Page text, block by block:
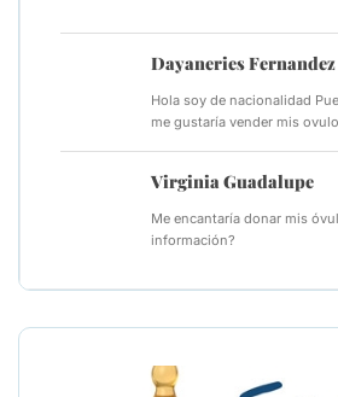
Dayaneries Fernandez
Hola soy de nacionalidad
me gustaría vender mis
Virginia Guadalupe
Me encantaría donar mis
información?